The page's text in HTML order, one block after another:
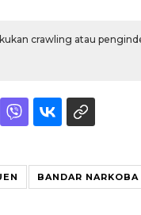
crawling atau
BANDAR NARKOBA